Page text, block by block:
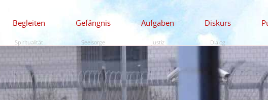
Begleiten
Spiritualität
Gefängnis
Seelsorge
Aufgaben
Justiz
Diskurs
Dialog